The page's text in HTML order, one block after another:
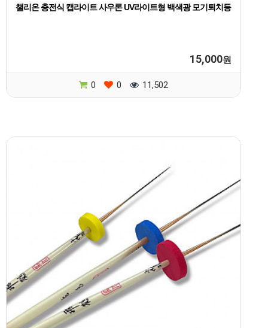
챌리온 충전식 캡라이트 사우론 UV라이트형 백색광 모기퇴치등
15,000원
0 0 11,502